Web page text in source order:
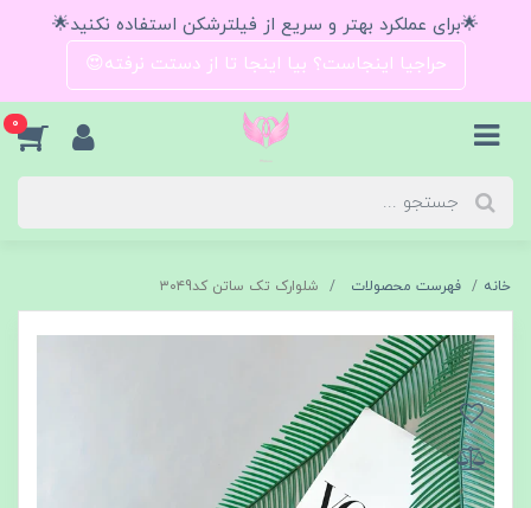
🌟برای عملکرد بهتر و سریع از فیلترشکن استفاده نکنید🌟
حراجیا اینجاست؟ بیا اینجا تا از دستت نرفته😍
0
خانه فهرست محصولات شلوارک تک ساتن کد۳۰۴9